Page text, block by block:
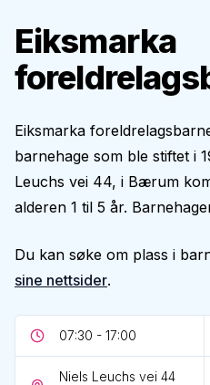
Eiksmarka
Eiksmarka
barnehage som ble stiftet i
Leuchs vei 44, i Bærum
alderen 1 til 5 år.
Du kan søke om plass i
sine nettsider.
07:30 - 17:00
Niels Leuchs vei 44